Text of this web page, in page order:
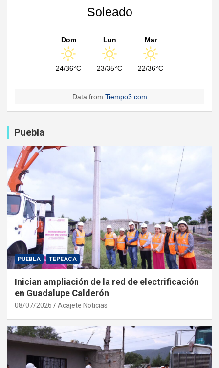
Soleado
Dom
24/36°C
Lun
23/35°C
Mar
22/36°C
Data from Tiempo3.com
Puebla
PUEBLA TEPEACA
Inician ampliación de la red de electrificación
en Guadalupe Calderón
08/07/2026 Acajete Noticias